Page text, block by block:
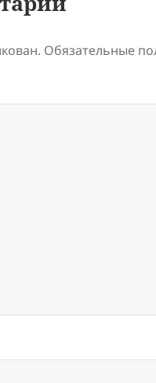
Обязательные